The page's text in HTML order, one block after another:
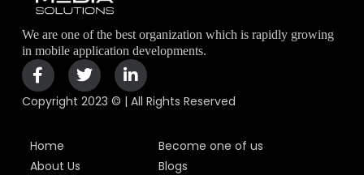
We are one of the best organization which is rapidly growing
in mobile application developments.
Copyright 2023 © | All Rights Reserved
Home
About Us
Become one of us
Blogs